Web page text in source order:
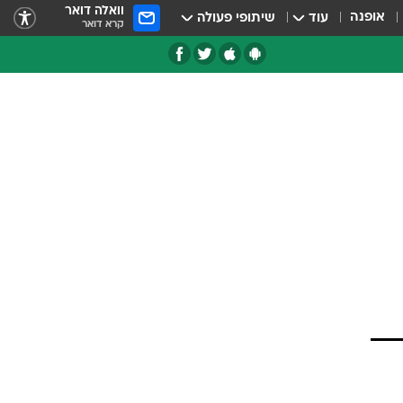
אופנה עוד שיתופי פעולה וואלה דואר
קרא דואר